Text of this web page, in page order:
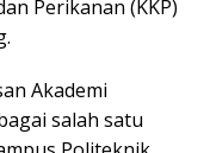
Perikanan (KKP)
Akademi
salah satu